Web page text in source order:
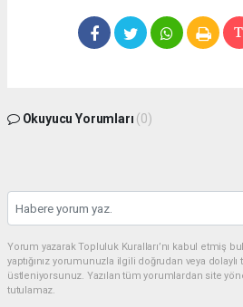
Okuyucu Yorumları (0)
Yorum yazarak Topluluk Kuralları’nı kabul etmiş
yaptığınız yorumunuzla ilgili doğrudan veya
üstleniyorsunuz. Yazılan tüm yorumlardan site
tutulamaz.